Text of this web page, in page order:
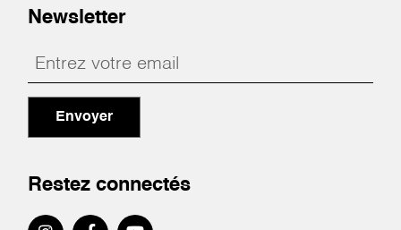
Newsletter
Envoyer
Restez connectés